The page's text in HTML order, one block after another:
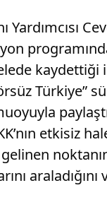
kaydettiği
Türkiye”
etkisiz
araladığını